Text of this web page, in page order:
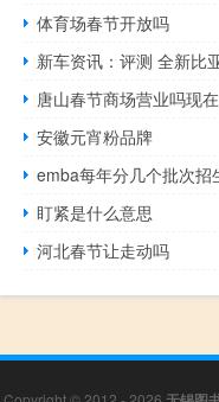
体育场春节开放吗
新车资讯：评测 全新比
唐山春节商场营业吗现在
安徽元宵粉品牌
emba每年分几个批次招
盯紧是什么意思
河北春节让走动吗